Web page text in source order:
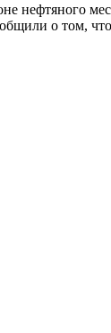
нефтяного
о том,